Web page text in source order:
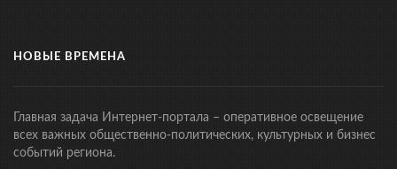
НОВЫЕ ВРЕМЕНА
Главная задача Интернет-портала – оперативное освещение
всех важных общественно-политических, культурных и бизнес
событий региона.